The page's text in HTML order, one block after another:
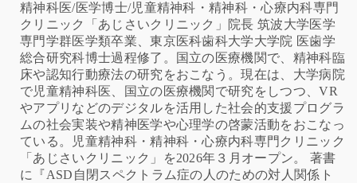
精神科医/医学博士/児童精神科・精神科・心療内科専門
クリニック「あじさいクリニック」院長 筑波大学医学
専門学群医学類卒業、東京医科歯科大学大学院 医歯学
総合研究科博士過程修了。国立の医療機関で、精神科臨
床や認知行動療法の研究をおこなう。現在は、大学病院
で児童精神科医、国立の医療機関で研究をしつつ、VR
やアプリなどのデジタルを活用した社会的支援プログラ
ムの社会実装や精神医学や心理学の啓蒙活動をおこなっ
ている。児童精神科・精神科・心療内科専門クリニック
「あじさいクリニック」を2026年３月オープン。 著書
に『ASD自閉スペクトラム症の人のための対人関係ト